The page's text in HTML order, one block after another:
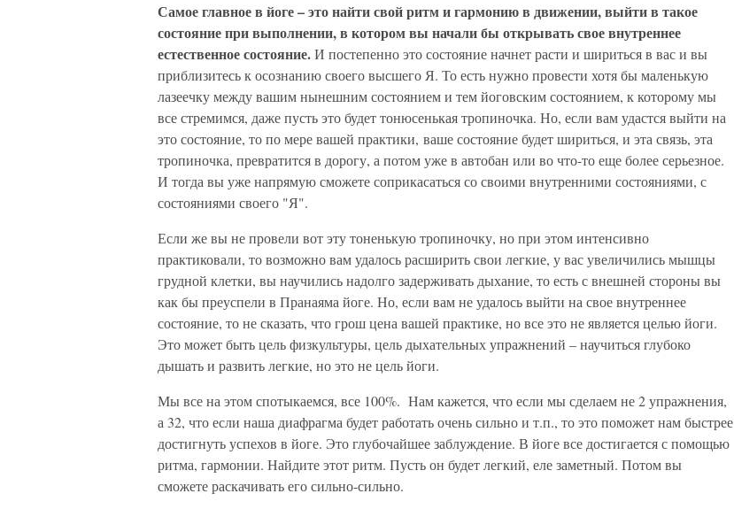
Самое главное в йоге – это найти свой ритм и гармонию в движении, выйти в такое
состояние при выполнении, в котором вы начали бы открывать свое внутреннее
естественное состояние.И постепенно это состояние начнет расти и шириться в вас и вы
приблизитесь к осознанию своего высшего Я. То есть нужно провести хотя бы маленькую
лазеечку между вашим нынешним состоянием и тем йоговским состоянием, к которому мы
все стремимся, даже пусть это будет тонюсенькая тропиночка. Но, если вам удастся выйти на
это состояние, то по мере вашей практики, ваше состояние будет шириться, и эта связь, эта
тропиночка, превратится в дорогу, а потом уже в автобан или во что-то еще более серьезное.
И тогда вы уже напрямую сможете соприкасаться со своими внутренними состояниями, с
состояниями своего "Я".
Если же вы не провели вот эту тоненькую тропиночку, но при этом интенсивно
практиковали, то возможно вам удалось расширить свои легкие, у вас увеличились мышцы
грудной клетки, вы научились надолго задерживать дыхание, то есть с внешней стороны вы
как бы преуспели в Пранаяма йоге. Но, если вам не удалось выйти на свое внутреннее
состояние, то не сказать, что грош цена вашей практике, но все это не является целью йоги.
Это может быть цель физкультуры, цель дыхательных упражнений – научиться глубоко
дышать и развить легкие, но это не цель йоги.
Мы все на этом спотыкаемся, все 100%. Нам кажется, что если мы сделаем не 2 упражнения,
а 32, что если наша диафрагма будет работать очень сильно и т.п., то это поможет нам быстрее
достигнуть успехов в йоге. Это глубочайшее заблуждение. В йоге все достигается с помощью
ритма, гармонии. Найдите этот ритм. Пусть он будет легкий, еле заметный. Потом вы
сможете раскачивать его сильно-сильно.